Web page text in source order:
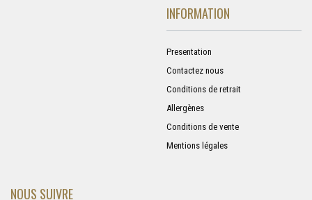
INFORMATION
Presentation
Contactez nous
Conditions de retrait
Allergènes
Conditions de vente
Mentions légales
NOUS SUIVRE